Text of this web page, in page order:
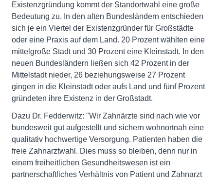
Existenzgründung kommt der Standortwahl eine große
Bedeutung zu. In den alten Bundesländern entschieden
sich je ein Viertel der Existenzgründer für Großstädte
oder eine Praxis auf dem Land. 20 Prozent wählten eine
mittelgroße Stadt und 30 Prozent eine Kleinstadt. In den
neuen Bundesländern ließen sich 42 Prozent in der
Mittelstadt nieder, 26 beziehungsweise 27 Prozent
gingen in die Kleinstadt oder aufs Land und fünf Prozent
gründeten ihre Existenz in der Großstadt.
Dazu Dr. Fedderwitz: "Wir Zahnärzte sind nach wie vor
bundesweit gut aufgestellt und sichern wohnortnah eine
qualitativ hochwertige Versorgung. Patienten haben die
freie Zahnarztwahl. Dies muss so bleiben, denn nur in
einem freiheitlichen Gesundheitswesen ist ein
partnerschaftliches Verhältnis von Patient und Zahnarzt